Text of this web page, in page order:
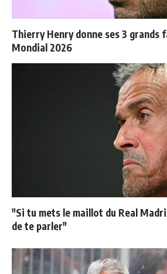
Thierry Henry donne ses 3 grands
Mondial 2026
"Si tu mets le maillot du Real
de te parler"